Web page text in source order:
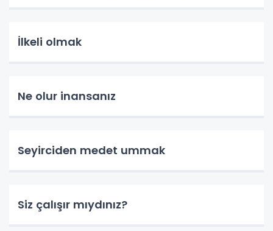
İlkeli olmak
Ne olur inansanız
Seyirciden medet ummak
Siz çalışır mıydınız?